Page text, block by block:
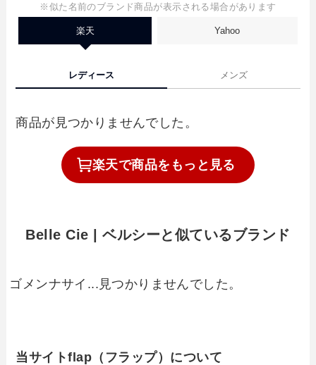
※似た名前のブランド商品が表示される場合があります
楽天 Yahoo
レディース メンズ
商品が見つかりませんでした。
楽天で商品を もっと見る
Belle Cie | ベルシーと似ているブランド
ゴメンナサイ...見つかりませんでした。
当サイトflap（フラップ）について